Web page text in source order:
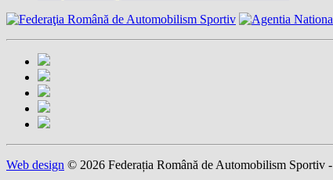
Web design © 2026 Federația Română de Automobilism Sportiv -